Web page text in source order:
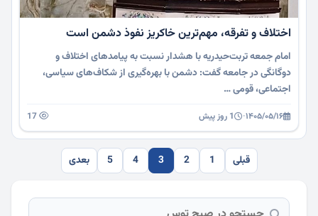
اختلاف و تفرقه، مهم‌ترین خاکریز نفوذ دشمن است
امام جمعه تربت‌حیدریه با هشدار نسبت به پیامدهای اختلاف و
دوگانگی در جامعه گفت: دشمن با بهره‌گیری از شکاف‌های سیاسی،
اجتماعی، قومی …
۱۴۰۵/۰۵/۱۶· 1 روز پیش
قبلی 1
2
3
4
5 بعدی